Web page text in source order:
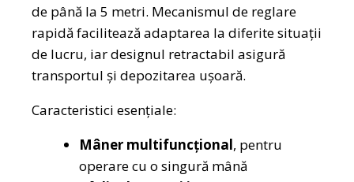
de până la 5 metri. Mecanismul de reglare
rapidă facilitează adaptarea la diferite situații
de lucru, iar designul retractabil asigură
transportul și depozitarea ușoară.
Caracteristici esențiale:
Mâner multifuncțional, pentru
operare cu o singură mână